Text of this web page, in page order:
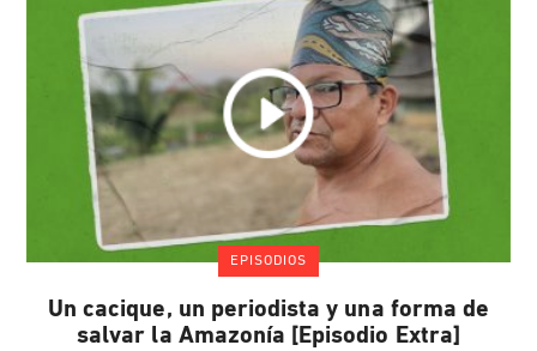
EPISODIOS
Un cacique, un periodista y una forma de
salvar la Amazonía [Episodio Extra]